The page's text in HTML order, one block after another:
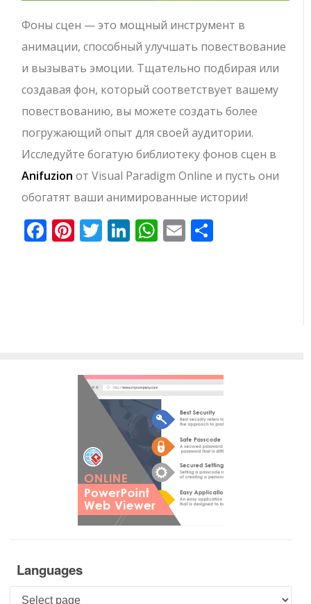
Фоны сцен — это мощный инструмент в
анимации, способный улучшать повествование
и вызывать эмоции. Тщательно подбирая или
создавая фон, который соответствует вашему
повествованию, вы можете создать более
погружающий опыт для своей аудитории.
Исследуйте богатую библиотеку фонов сцен в
Anifuzion от Visual Paradigm Online и пусть они
обогатят ваши анимированные истории!
Facebook
Pinterest
Twitter
LinkedIn
WhatsApp
Email
Languages
Languages